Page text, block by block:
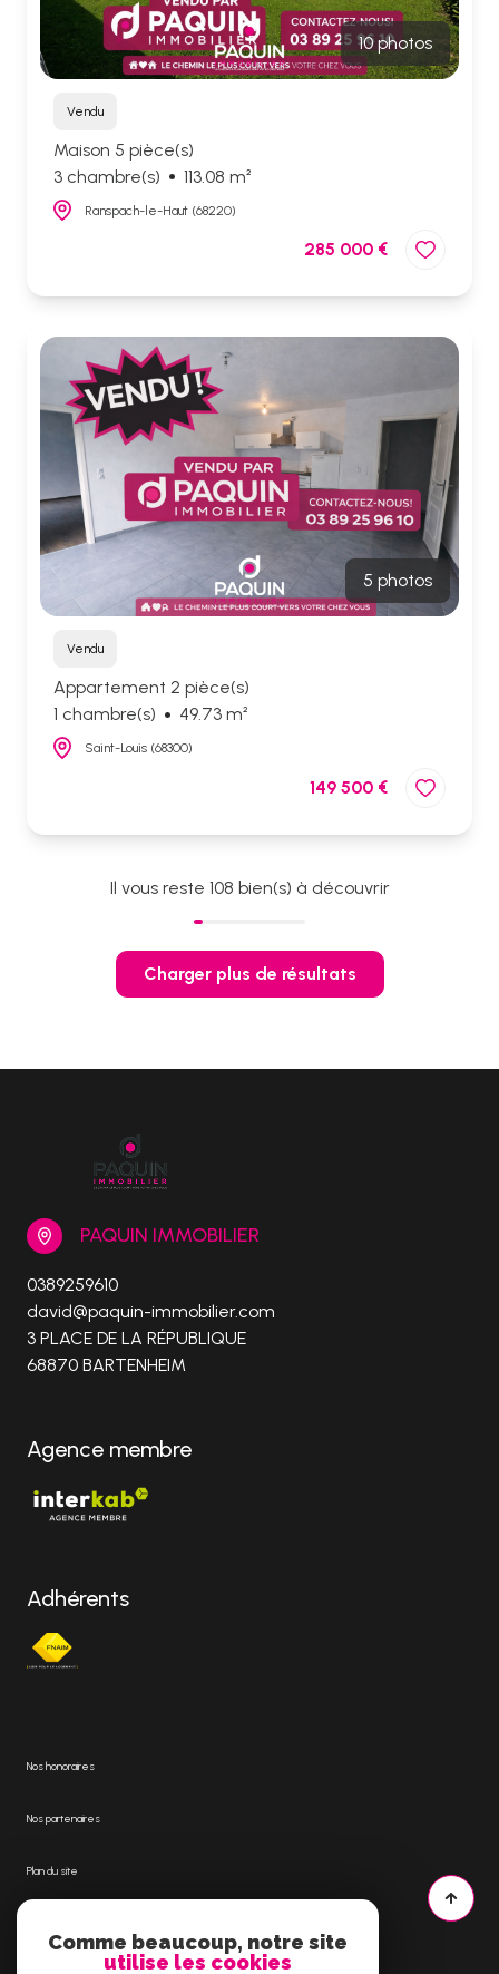
10 photos
Vendu
Maison 5 pièce(s)
3 chambre(s)
113.08 m²
Ranspach-le-Haut (68220)
285 000 €
5 photos
Vendu
Appartement 2 pièce(s)
1 chambre(s)
49.73 m²
Saint-Louis (68300)
149 500 €
Il vous reste 108 bien(s) à découvrir
Charger plus de résultats
PAQUIN IMMOBILIER
0389259610
david@paquin-immobilier.com
3 PLACE DE LA RÉPUBLIQUE
68870 BARTENHEIM
Agence membre
Adhérents
Nos honoraires
Nos partenaires
Plan du site
Comme beaucoup, notre site
utilise les cookies